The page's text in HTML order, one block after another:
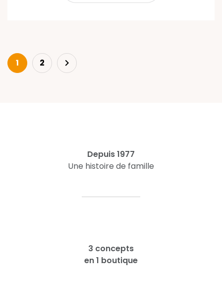
1 2 Suivant

Depuis 1977
Une histoire de famille
3 concepts
en 1 boutique